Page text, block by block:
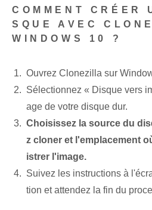
COMMENT CRÉER
SQUE AVEC
WINDOWS 10 ?
Ouvrez Clonezilla sur
Sélectionnez « Disque vers
age de votre disque dur.
Choisissez la source du
z cloner et l'emplacement
istrer l'image.
Suivez les instructions à
tion et attendez la fin du